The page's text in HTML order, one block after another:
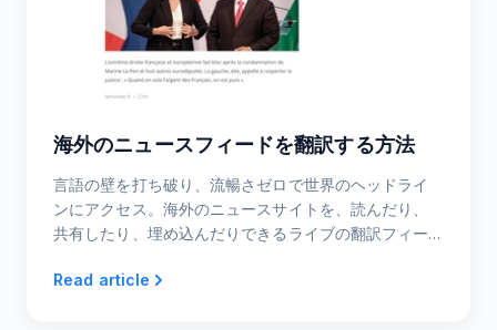
海外のニュースフィードを翻訳する方法
言語の壁を打ち破り、流暢さゼロで世界のヘッドライ
ンにアクセス。海外のニュースサイトを、読んだり、
共有したり、埋め込んだりできるライブの翻訳フィー
Read article